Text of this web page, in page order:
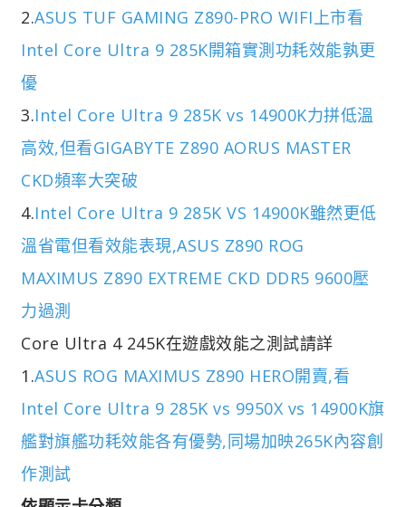
2.ASUS TUF GAMING Z890-PRO WIFI上市看
Intel Core Ultra 9 285K開箱實測功耗效能孰更
優
3.Intel Core Ultra 9 285K vs 14900K力拼低溫
高效,但看GIGABYTE Z890 AORUS MASTER
CKD頻率大突破
4.Intel Core Ultra 9 285K VS 14900K雖然更低
溫省電但看效能表現,ASUS Z890 ROG
MAXIMUS Z890 EXTREME CKD DDR5 9600壓
力過測
Core Ultra 4 245K在遊戲效能之測試請詳
1.ASUS ROG MAXIMUS Z890 HERO開賣,看
Intel Core Ultra 9 285K vs 9950X vs 14900K旗
艦對旗艦功耗效能各有優勢,同場加映265K內容創
作測試